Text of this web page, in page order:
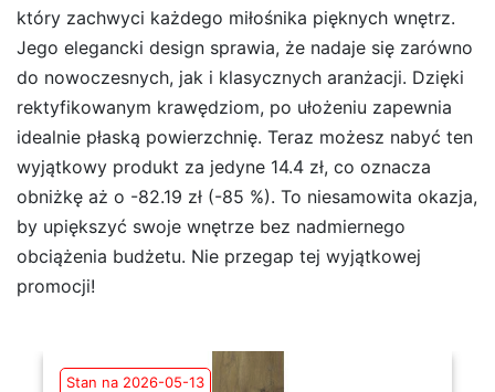
który zachwyci każdego miłośnika pięknych wnętrz.
Jego elegancki design sprawia, że nadaje się zarówno
do nowoczesnych, jak i klasycznych aranżacji. Dzięki
rektyfikowanym krawędziom, po ułożeniu zapewnia
idealnie płaską powierzchnię. Teraz możesz nabyć ten
wyjątkowy produkt za jedyne 14.4 zł, co oznacza
obniżkę aż o -82.19 zł (-85 %). To niesamowita okazja,
by upiększyć swoje wnętrze bez nadmiernego
obciążenia budżetu. Nie przegap tej wyjątkowej
promocji!
Stan na 2026-05-13